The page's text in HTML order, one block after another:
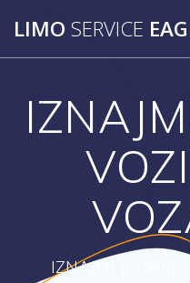
LIMO SERVICE
IZNAJMLJIVANJE